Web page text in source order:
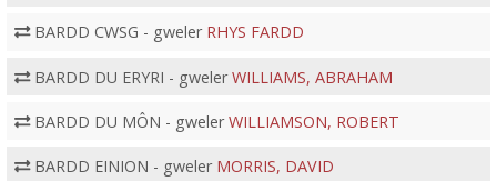
BARDD CWSG - gweler RHYS FARDD
BARDD DU ERYRI - gwelerWILLIAMS, ABRAHAM
BARDD DU MÔN - gwelerWILLIAMSON, ROBERT
BARDD EINION - gweler MORRIS, DAVID